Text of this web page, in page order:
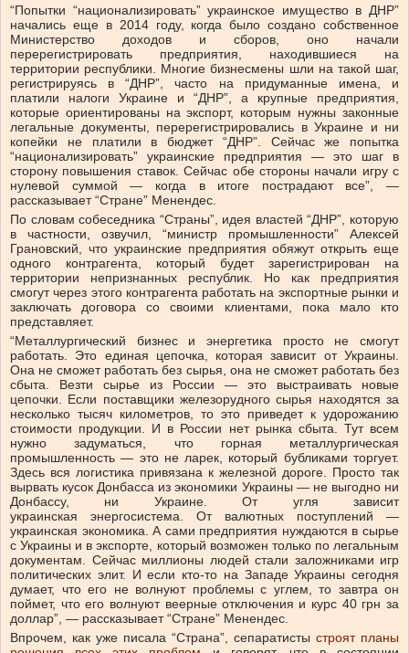
“Попытки “национализировать” украинское имущество в ДНР”
начались еще в 2014 году, когда было создано собственное
Министерство доходов и сборов, оно начали
перерегистрировать предприятия, находившиеся на
территории республики. Многие бизнесмены шли на такой шаг,
регистрируясь в “ДНР”, часто на придуманные имена, и
платили налоги Украине и “ДНР”, а крупные предприятия,
которые ориентированы на экспорт, которым нужны законные
легальные документы, перерегистрировались в Украине и ни
копейки не платили в бюджет “ДНР”. Сейчас же попытка
“национализировать” украинские предприятия — это шаг в
сторону повышения ставок. Сейчас обе стороны начали игру с
нулевой суммой — когда в итоге пострадают все”, —
рассказывает “Стране” Менендес.
По словам собеседника “Страны”, идея властей “ДНР”, которую
в частности, озвучил, “министр промышленности” Алексей
Грановский, что украинские предприятия обяжут открыть еще
одного контрагента, который будет зарегистрирован на
территории непризнанных республик. Но как предприятия
смогут через этого контрагента работать на экспортные рынки и
заключать договора со своими клиентами, пока мало кто
представляет.
“Металлургический бизнес и энергетика просто не смогут
работать. Это единая цепочка, которая зависит от Украины.
Она не сможет работать без сырья, она не сможет работать без
сбыта. Везти сырье из России — это выстраивать новые
цепочки. Если поставщики железорудного сырья находятся за
несколько тысяч километров, то это приведет к удорожанию
стоимости продукции. И в России нет рынка сбыта. Тут всем
нужно задуматься, что горная металлургическая
промышленность — это не ларек, который бубликами торгует.
Здесь вся логистика привязана к железной дороге. Просто так
вырвать кусок Донбасса из экономики Украины — не выгодно ни
Донбассу, ни Украине. От угля зависит
украинская энергосистема. От валютных поступлений —
украинская экономика. А сами предприятия нуждаются в сырье
с Украины и в экспорте, который возможен только по легальным
документам. Сейчас миллионы людей стали заложниками игр
политических элит. И если кто-то на Западе Украины сегодня
думает, что его не волнуют проблемы с углем, то завтра он
поймет, что его волнуют веерные отключения и курс 40 грн за
доллар”, — рассказывает “Стране” Менендес.
Впрочем, как уже писала “Страна”, сепаратисты строят планы